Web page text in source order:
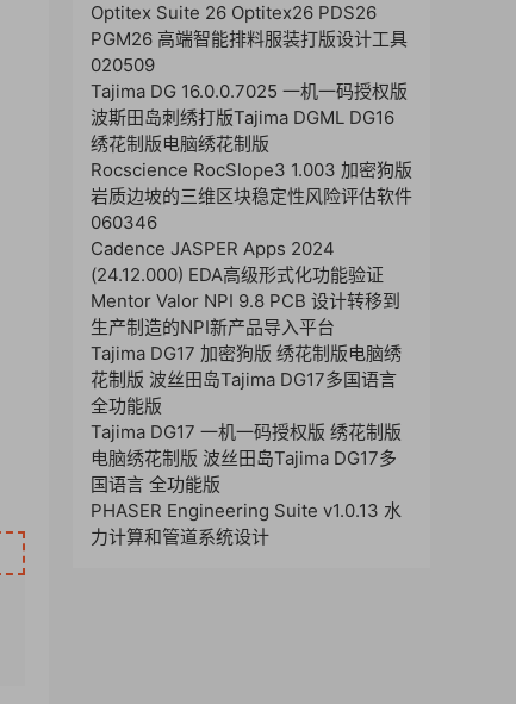
Optitex Suite 26 Optitex26 PDS26
PGM26 高端智能排料服装打版设计工具
020509
Tajima DG 16.0.0.7025 一机一码授权版
波斯田岛刺绣打版Tajima DGML DG16
绣花制版电脑绣花制版
Rocscience RocSlope3 1.003 加密狗版
岩质边坡的三维区块稳定性风险评估软件
060346
Cadence JASPER Apps 2024
(24.12.000) EDA高级形式化功能验证
Mentor Valor NPI 9.8 PCB 设计转移到
生产制造的NPI新产品导入平台
Tajima DG17 加密狗版 绣花制版电脑绣
花制版 波丝田岛Tajima DG17多国语言
全功能版
Tajima DG17 一机一码授权版 绣花制版
电脑绣花制版 波丝田岛Tajima DG17多
国语言 全功能版
PHASER Engineering Suite v1.0.13 水
力计算和管道系统设计